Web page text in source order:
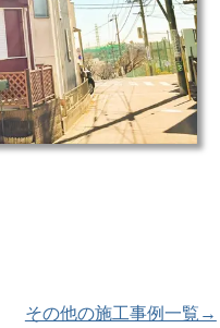
その他の施工事例一覧→